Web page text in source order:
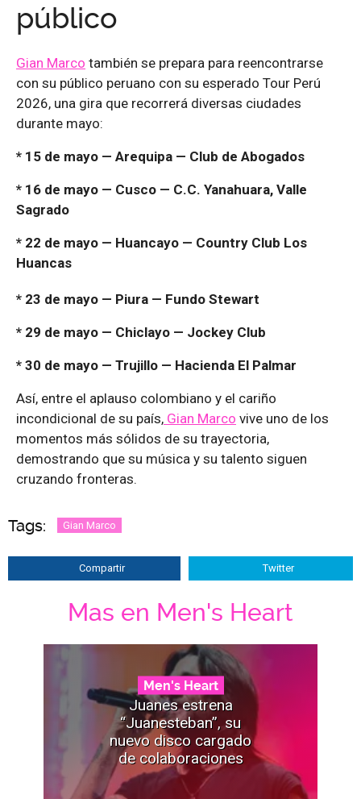
público
Gian Marco también se prepara para reencontrarse
con su público peruano con su esperado Tour Perú
2026, una gira que recorrerá diversas ciudades
durante mayo:
* 15 de mayo — Arequipa — Club de Abogados
* 16 de mayo — Cusco — C.C. Yanahuara, Valle
Sagrado
* 22 de mayo — Huancayo — Country Club Los
Huancas
* 23 de mayo — Piura — Fundo Stewart
* 29 de mayo — Chiclayo — Jockey Club
* 30 de mayo — Trujillo — Hacienda El Palmar
Así, entre el aplauso colombiano y el cariño
incondicional de su país, Gian Marco vive uno de los
momentos más sólidos de su trayectoria,
demostrando que su música y su talento siguen
cruzando fronteras.
Tags: Gian Marco
Compartir Twitter
Mas en Men's Heart
Men's Heart
Juanes estrena
“Juanesteban”, su
nuevo disco cargado
de colaboraciones